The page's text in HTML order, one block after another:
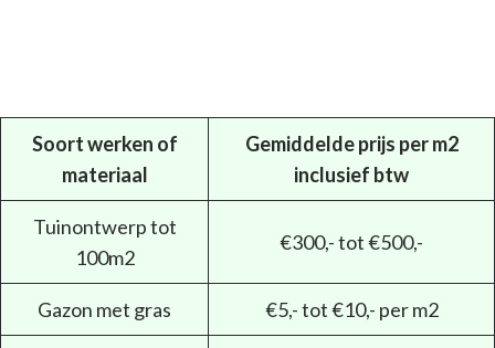
Soort werken of
materiaal
Gemiddelde prijs per m2
inclusief btw
Tuinontwerp tot
100m2
€300,- tot €500,-
Gazon met gras €5,- tot €10,- per m2